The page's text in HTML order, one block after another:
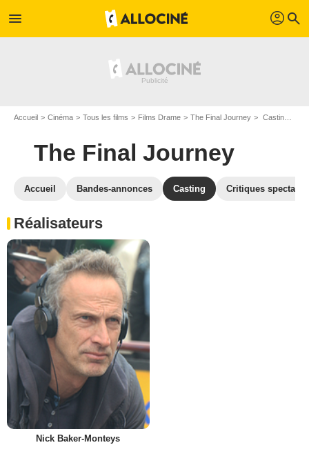
menu profil search
Accueil Cinéma Tous les films Films Drame The Final Journey Casting The Final Journey
The Final Journey
Accueil Bandes-annonces Casting Critiques
Réalisateurs
Nick Baker-Monteys